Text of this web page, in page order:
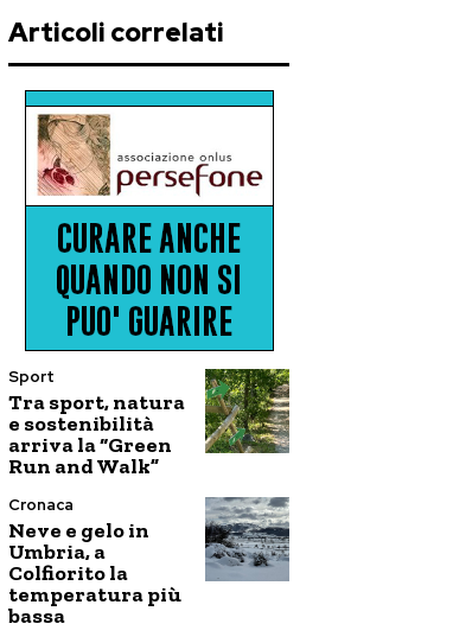
Articoli correlati
Sport
Tra sport, natura
e sostenibilità
arriva la “Green
Run and Walk”
Cronaca
Neve e gelo in
Umbria, a
Colfiorito la
temperatura più
bassa